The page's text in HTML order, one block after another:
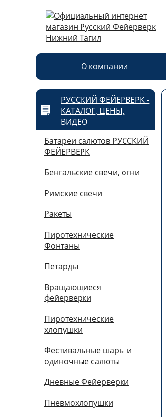
О компании
РУССКИЙ ФЕЙЕРВЕРК -
КАТАЛОГ, ЦЕНЫ,
ВИДЕО
Батареи салютов РУССКИЙ
ФЕЙЕРВЕРК
Бенгальские свечи, огни
Римские свечи
Ракеты
Пиротехнические
Фонтаны
Петарды
Вращающиеся
фейерверки
Пиротехнические
хлопушки
Фестивальные шары и
одиночные салюты
Дневные Фейерверки
Пневмохлопушки